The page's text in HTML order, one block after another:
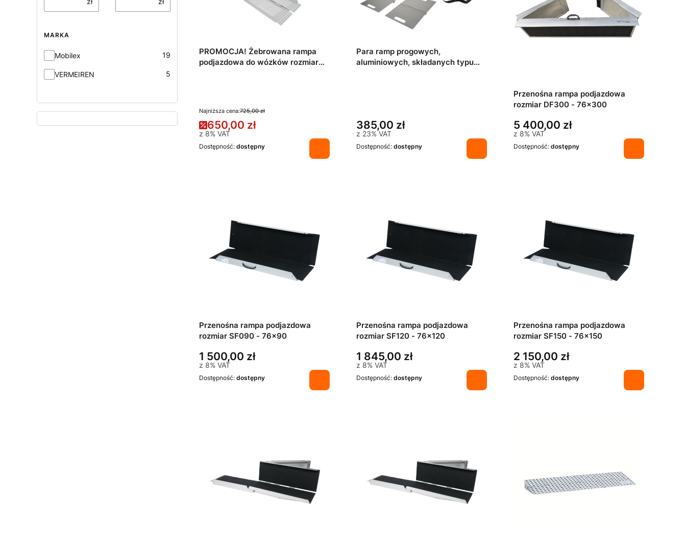
MARKA
Marka
Mobilex 19
VERMEIREN 5
PROMOCJA! Żebrowana rampa
podjazdowa do wózków rozmiar
650,00 zł
z 8% VAT
Najniższa cena:725,00 zł
Dostępność: dostępny
Para ramp progowych,
aluminiowych, składanych typu
385,00 zł
z 23%VAT
Dostępność: dostępny
Przenośna rampa podjazdowa
rozmiar DF300 - 76x300
5 400,00 zł
z 8% VAT
Dostępność: dostępny
Przenośna rampa podjazdowa
rozmiar SF090 - 76x90
1 500,00 zł
z 8% VAT
Dostępność: dostępny
Przenośna rampa podjazdowa
rozmiar SF120 - 76x120
1 845,00 zł
z 8% VAT
Dostępność: dostępny
Przenośna rampa podjazdowa
rozmiar SF150 - 76x150
2 150,00 zł
z 8% VAT
Dostępność: dostępny